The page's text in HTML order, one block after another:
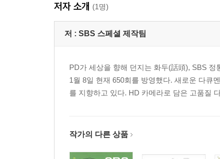
저자 소개 (1명)
저 : SBS 스페셜 제작팀
PD가 세상을 향해 던지는 화두(話頭), SBS
1월 8일 현재 650회를 방영했다. 새로운 다큐
를 지향하고 있다. HD 카메라로 담은 고품질
작가의 다른 상품